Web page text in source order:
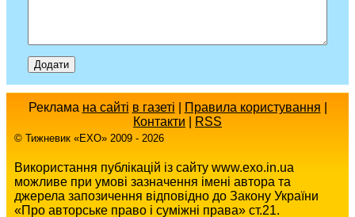
Реклама на сайті в газеті Правила користування
Контакти
RSS
© Тижневик «EХO» 2009 - 2026
Використання публікацій із сайту www.exo.in.ua
можливе при умові зазначення імені автора та
джерела запозичення відповідно до Закону України
«Про авторське право і суміжні права» ст.21.